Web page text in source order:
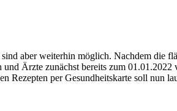
aber weiterhin möglich. Nachdem die
Ärzte zunächst bereits zum 01.01.2022
Rezepten per Gesundheitskarte soll nun